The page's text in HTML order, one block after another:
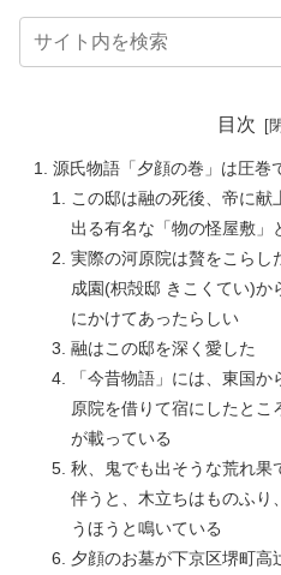
目次
源氏物語「夕顔の巻」は圧巻
この邸は融の死後、帝に献
出る有名な「物の怪屋敷」
実際の河原院は贅をこらし
成園(枳殻邸 きこくてい)か
にかけてあったらしい
融はこの邸を深く愛した
「今昔物語」には、東国
原院を借りて宿にしたとこ
が載っている
秋、鬼でも出そうな荒れ果
伴うと、木立ちはものふり
うほうと鳴いている
夕顔のお墓が下京区堺町高